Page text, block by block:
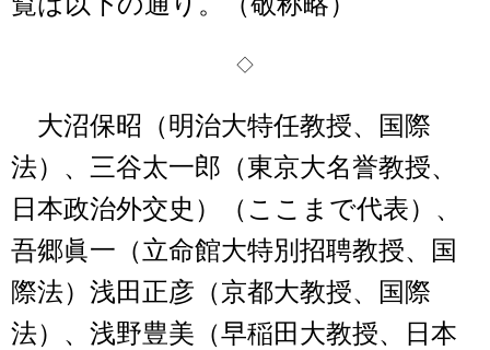
◇
大沼保昭（明治大特任教授、国際
法）、三谷太一郎（東京大名誉教授、
日本政治外交史）（ここまで代表）、
吾郷眞一（立命館大特別招聘教授、国
際法）浅田正彦（京都大教授、国際
法）、浅野豊美（早稲田大教授、日本